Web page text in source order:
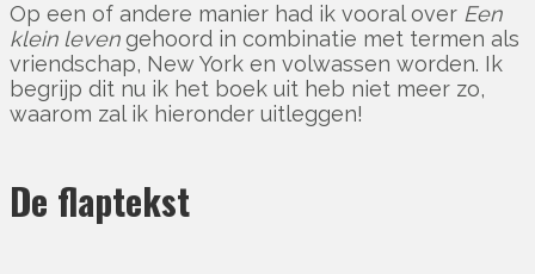
Op een of andere manier had ik vooral over Een
klein levengehoord in combinatie met termen als
vriendschap, New York en volwassen worden. Ik
begrijp dit nu ik het boek uit heb niet meer zo,
waarom zal ik hieronder uitleggen!
De flaptekst